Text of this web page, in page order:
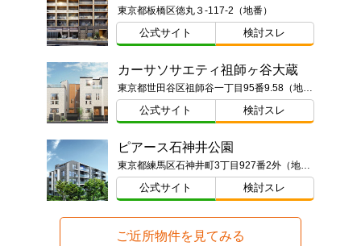
東京都板橋区徳丸３-117-2（地番）
公式サイト 検討スレ
カーサソサエティ祖師ヶ谷大蔵
東京都世田谷区祖師谷一丁目95番9.58（地番）ほか
公式サイト 検討スレ
ピアース石神井公園
東京都練馬区石神井町3丁目927番2外（地番）
公式サイト 検討スレ
ご近所物件を見てみる